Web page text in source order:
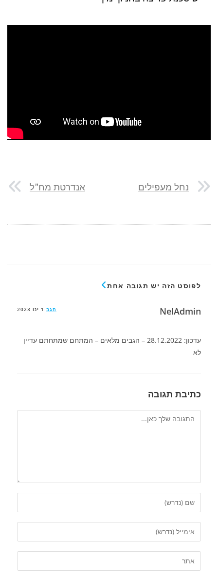
נחל מעפילים אנדרטת מח"ל
לפוסט הזה יש תגובה אחת
NelAdmin הגב 1 ינו 2023
עדכון: 28.12.2022 – הגבים מלאים – המתחם שמתחתם עדיין
לא
כתיבת תגובה